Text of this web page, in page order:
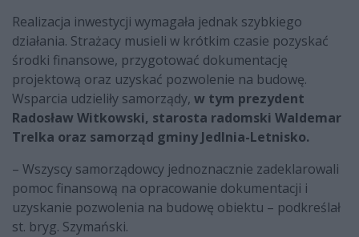
Realizacja inwestycji wymagała jednak szybkiego
działania. Strażacy musieli w krótkim czasie pozyskać
środki finansowe, przygotować dokumentację
projektową oraz uzyskać pozwolenie na budowę.
Wsparcia udzieliły samorządy, w tym prezydent
Radosław Witkowski, starosta radomski Waldemar
Trelka oraz samorząd gminy Jedlnia-Letnisko.
– Wszyscy samorządowcy jednoznacznie zadeklarowali
pomoc finansową na opracowanie dokumentacji i
uzyskanie pozwolenia na budowę obiektu – podkreślał
st. bryg. Szymański.